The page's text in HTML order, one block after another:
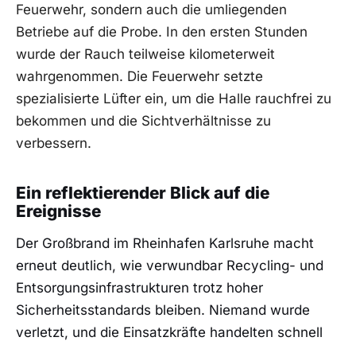
Feuerwehr, sondern auch die umliegenden
Betriebe auf die Probe. In den ersten Stunden
wurde der Rauch teilweise kilometerweit
wahrgenommen. Die Feuerwehr setzte
spezialisierte Lüfter ein, um die Halle rauchfrei zu
bekommen und die Sichtverhältnisse zu
verbessern.
Ein reflektierender Blick auf die
Ereignisse
Der Großbrand im Rheinhafen Karlsruhe macht
erneut deutlich, wie verwundbar Recycling- und
Entsorgungsinfrastrukturen trotz hoher
Sicherheitsstandards bleiben. Niemand wurde
verletzt, und die Einsatzkräfte handelten schnell